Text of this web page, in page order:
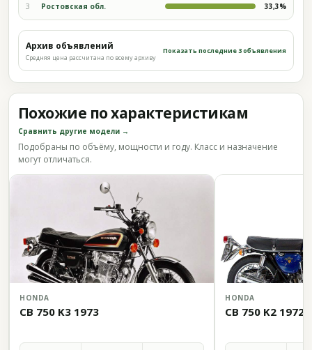
3 Ростовская обл. 33,3%
Архив объявлений
Средняя цена рассчитана по всему архиву
Показать последние 3 объявления
Похожие по характеристикам
Сравнить другие модели →
Подобраны по объёму, мощности и году. Класс и назначение
могут отличаться.
HONDA
CB 750 K3 1973
HONDA
CB 750 K2 1972